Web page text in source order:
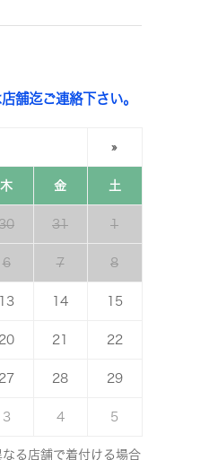
舗迄ご連絡下さい。
»
木 金 土
31 1
6 7 8
13 14 15
20 21 22
27 28 29
3 4 5
る店舗で着付ける場合